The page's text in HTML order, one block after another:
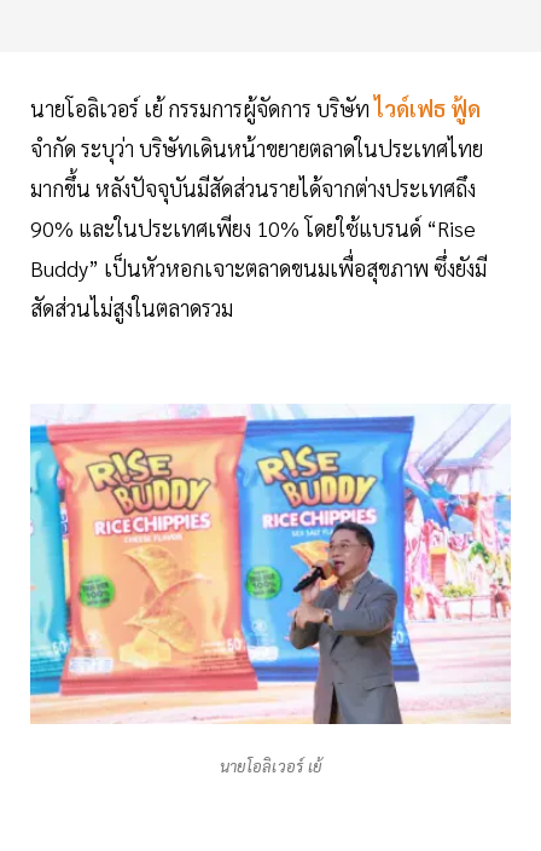
นายโอลิเวอร์ เย้ กรรมการผู้จัดการ บริษัทไวด์เฟธ ฟู้ด
จำกัด ระบุว่า บริษัทเดินหน้าขยายตลาดในประเทศไทย
มากขึ้น หลังปัจจุบันมีสัดส่วนรายได้จากต่างประเทศถึง
90% และในประเทศเพียง 10% โดยใช้แบรนด์ “Rise
Buddy” เป็นหัวหอกเจาะตลาดขนมเพื่อสุขภาพ ซึ่งยังมี
สัดส่วนไม่สูงในตลาดรวม
นายโอลิเวอร์ เย้